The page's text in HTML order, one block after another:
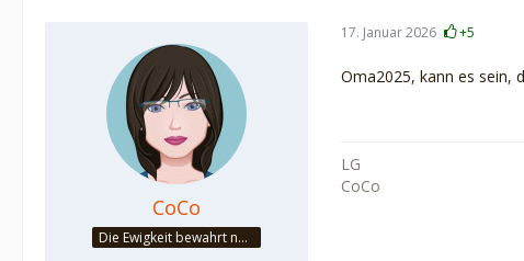
CoCo
Die Ewigkeit bewahrt nur die Liebe, weil sie von gleicher Natur ist. ~Khalil Gibran~
17. Januar 2026 +5
Oma2025, kann es sein,
LG
CoCo